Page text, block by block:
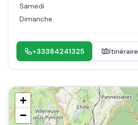
Samedi
Dimanche
+33384241325 Itinéraire
+
−